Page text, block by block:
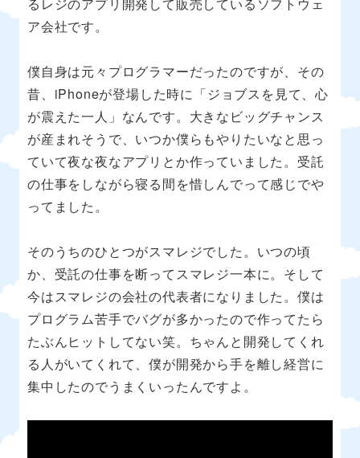
ア会社です。
僕自身は元々プログラマーだったのですが、その
昔、iPhoneが登場した時に「ジョブスを見て、心
が震えた一人」なんです。大きなビッグチャンス
が産まれそうで、いつか僕らもやりたいなと思っ
ていて夜な夜なアプリとか作っていました。受託
の仕事をしながら寝る間を惜しんでって感じでや
ってました。
そのうちのひとつがスマレジでした。いつの頃
か、受託の仕事を断ってスマレジ一本に。そして
今はスマレジの会社の代表者になりました。僕は
プログラム苦手でバグが多かったので作ってたら
たぶんヒットしてない笑。ちゃんと開発してくれ
る人がいてくれて、僕が開発から手を離し経営に
集中したのでうまくいったんですよ。